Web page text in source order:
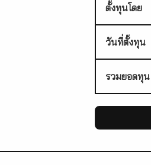
ตั้งทุนโดย
วันที่ตั้งทุน
รวมยอดทุน